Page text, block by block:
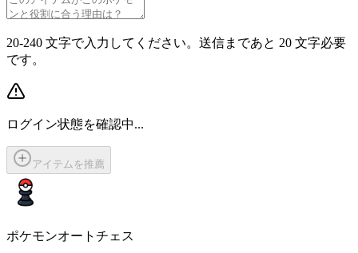
20-240 文字で入力してください。送信まであと 20 文字必要
です。
ログイン状態を確認中...
アイテムを推薦
ポケモンオートチェス